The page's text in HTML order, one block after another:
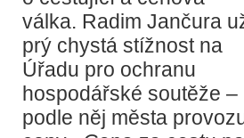
válka. Radim Jančura
prý chystá stížnost na
Úřadu pro ochranu
hospodářské soutěže –
podle něj města